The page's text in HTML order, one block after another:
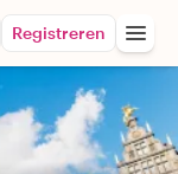
Registreren